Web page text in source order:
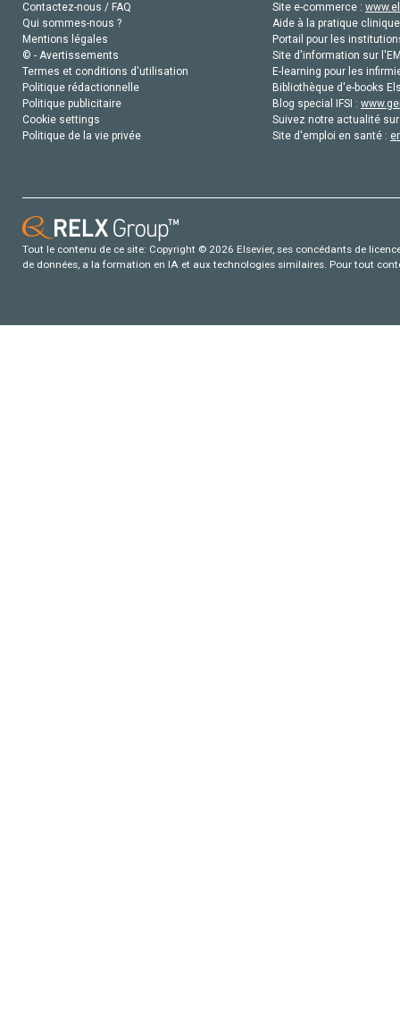
Contactez-nous / FAQ
Qui sommes-nous ?
Mentions légales
© - Avertissements
Termes et conditions d'utilisation
Politique rédactionnelle
Politique publicitaire
Cookie settings
Politique de la vie privée
Site e-commerce :
Aide à la pratique
Portail pour les
Site d'information sur
E-learning pour les
Bibliothèque d'e-books
Blog special IFSI :
Suivez notre actualité
Site d'emploi en santé :
Tout le contenu de ce site: Copyright © 2026 Elsevier, ses concédants de
de données, a la formation en IA et aux technologies similaires. Pour tout